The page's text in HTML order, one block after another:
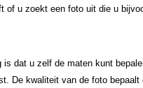
of u zoekt een foto uit die u
is dat u zelf de maten kunt
De kwaliteit van de foto